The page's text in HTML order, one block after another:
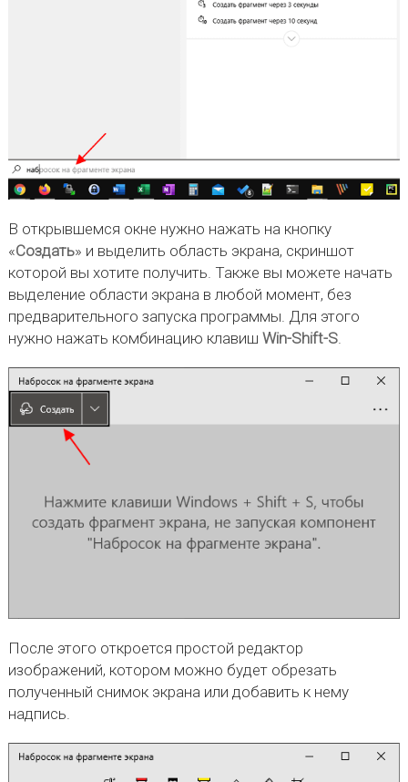
В открывшемся окне нужно нажать на кнопку
«Создать» и выделить область экрана, скриншот
которой вы хотите получить. Также вы можете начать
выделение области экрана в любой момент, без
предварительного запуска программы. Для этого
нужно нажать комбинацию клавиш Win-Shift-S.
После этого откроется простой редактор
изображений, котором можно будет обрезать
полученный снимок экрана или добавить к нему
надпись.